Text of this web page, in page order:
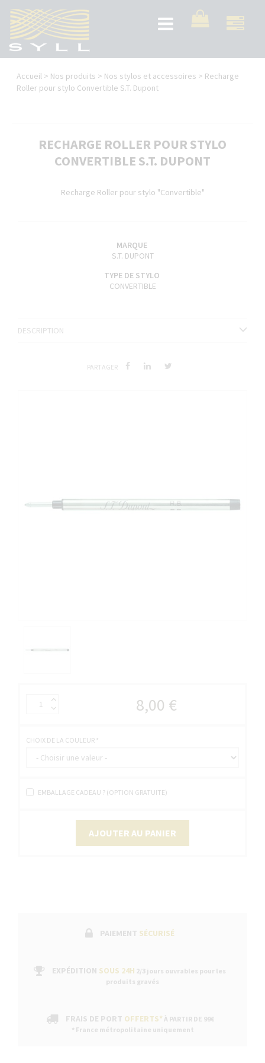
contenu
principal
Toggle
navigation
Vous
êtes
Accueil > Nos produits > Nos stylos et accessoires > Recharge
Roller pour stylo Convertible S.T. Dupont
RECHARGE ROLLER POUR STYLO
CONVERTIBLE S.T. DUPONT
Recharge Roller pour stylo "Convertible"
MARQUE
S.T. DUPONT
TYPE DE STYLO
CONVERTIBLE
DESCRIPTION
PARTAGER
8,00 €
CHOIX DE LA COULEUR *
EMBALLAGE CADEAU ? (OPTION GRATUITE)
AJOUTER AU PANIER
PAIEMENT SÉCURISÉ
EXPÉDITION SOUS 24H 2/3 jours ouvrables pour les
produits gravés
FRAIS DE PORT OFFERTS* À PARTIR DE 99€
* France métropolitaine uniquement